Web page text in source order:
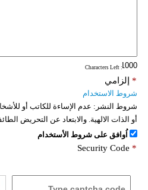
: Characters Left
إلزامي *
شروط الاستخدام
شروط النشر: عدم الإساءة للكاتب أو
أو الذات الالهية. والابتعاد عن التحريض
اُوافق على شروط الأستخدام
Security Code *